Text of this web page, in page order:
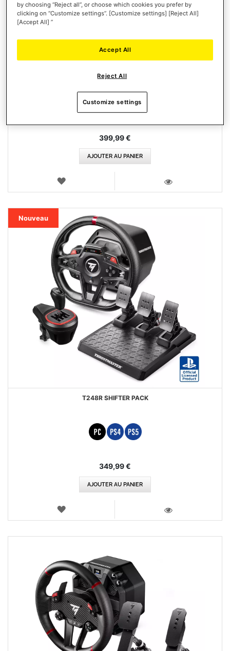
399,99 €
AJOUTER AU PANIER
AJOUTER
Nouveau
T248R SHIFTER PACK
349,99 €
AJOUTER AU PANIER
AJOUTER
by choosing “Reject all”, or choose which cookies you prefer by
clicking on “Customize settings”. [Customize settings] [Reject All]
[Accept All] ”
Reject All
Accept All
Customize settings